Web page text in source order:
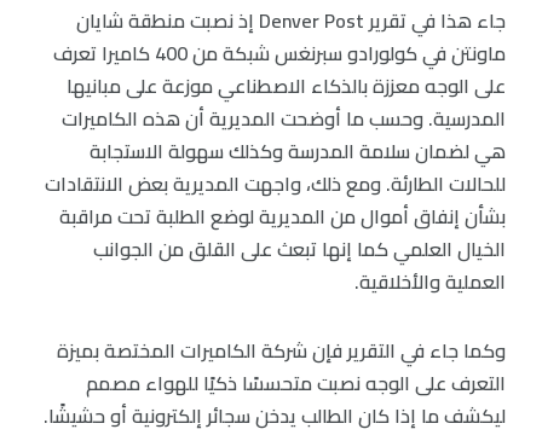
جاء هذا في تقرير Denver Post إذ نصبت منطقة شايان
ماونتن في كولورادو سبرنغس شبكة من 400 كاميرا تعرف
على الوجه معززة بالذكاء الاصطناعي موزعة على مبانيها
المدرسية. وحسب ما أوضحت المديرية أن هذه الكاميرات
هي لضمان سلامة المدرسة وكذلك سهولة الاستجابة
للحالات الطارئة. ومع ذلك، واجهت المديرية بعض الانتقادات
بشأن إنفاق أموال من المديرية لوضع الطلبة تحت مراقبة
الخيال العلمي كما إنها تبعث على القلق من الجوانب
العملية والأخلاقية.
وكما جاء في التقرير فإن شركة الكاميرات المختصة بميزة
التعرف على الوجه نصبت متحسسًا ذكيًا للهواء مصمم
ليكشف ما إذا كان الطالب يدخن سجائر إلكترونية أو حشيشًا.